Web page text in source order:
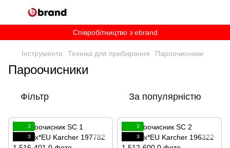
Співробітництво з ebrand
Інструменти Техніка для прибирання Пароочисники
Пароочисники
Фільтр За популярністю
3
3
3
3